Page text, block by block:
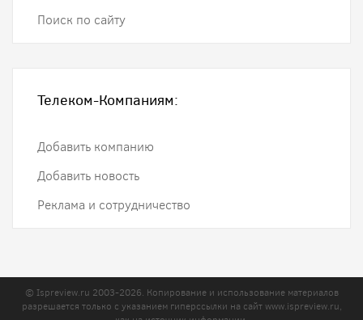
Поиск по сайту
Телеком-Компаниям:
Добавить компанию
Добавить новость
Реклама и сотрудничество
© Ispreview.ru 2003-2026. Копирование и использование материалов
разрешается только с указанием гиперссылки на сайтwww.ispreview.ru,